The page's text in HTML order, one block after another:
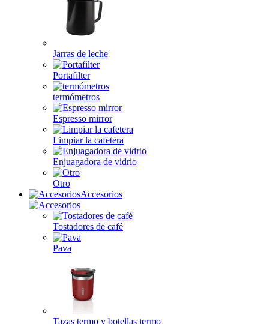
Jarras de leche
Portafilter
termómetros
Espresso mirror
Limpiar la cafetera
Enjuagadora de vidrio
Otro
Accesorios
Tostadores de café
Pava
Tazas termo y botellas termo